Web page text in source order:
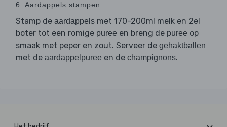
6. Aardappels stampen
Stamp de aardappels met 170-200ml melk en 2el
boter tot een romige puree en breng de puree op
smaak met peper en zout. Serveer de gehaktballen
met de aardappelpuree en de champignons.